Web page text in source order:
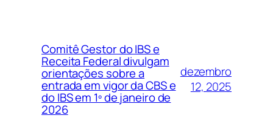
Comitê Gestor do IBS e
Receita Federal divulgam
orientações sobre a
entrada em vigor da CBS e
do IBS em 1º de janeiro de
2026
dezembro
12, 2025